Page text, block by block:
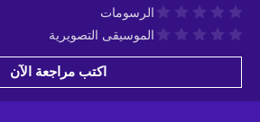
الرسومات
الموسيقى التصويرية
اكتب مراجعة الآن